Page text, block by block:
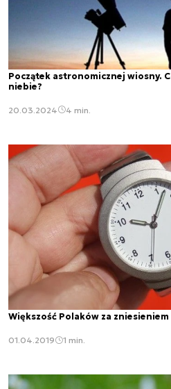
Początek astronomicznej wiosny.
niebie?
20.03.2024 4 min.
Większość Polaków za zniesieniem
01.04.2019 1 min.